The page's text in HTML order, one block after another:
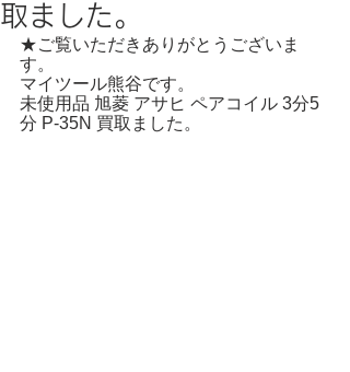
取ました。
★ご覧いただきありがとうございま
す。
マイツール熊谷です。
未使用品 旭菱 アサヒ ペアコイル 3分5
分 P-35N 買取ました。